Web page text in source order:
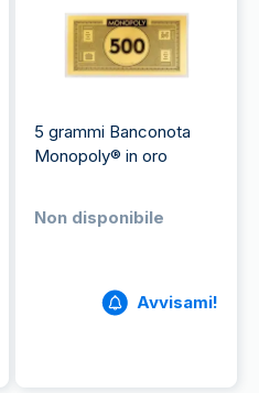
5 grammi Banconota
Monopoly® in oro
Non disponibile
Avvisami!